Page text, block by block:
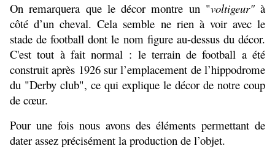
On remarquera que le décor montre un "voltigeur"à
côté d’un cheval. Cela semble ne rien à voir avec le
stade de football dont le nom figure au-dessus du décor.
C'est tout à fait normal : le terrain de football a été
construit après 1926 sur l’emplacement de l’hippodrome
du "Derby club", ce qui explique le décor de notre coup
de cœur.
Pour une fois nous avons des éléments permettant de
dater assez précisément la production de l’objet.